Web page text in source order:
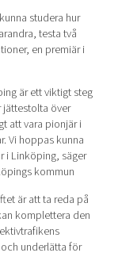
studera hur
testa två
en premiär i
är ett viktigt steg
jättestolta över
att vara pionjär i
Vi hoppas kunna
i Linköping, säger
kommun
är att ta reda på
komplettera den
underlätta för